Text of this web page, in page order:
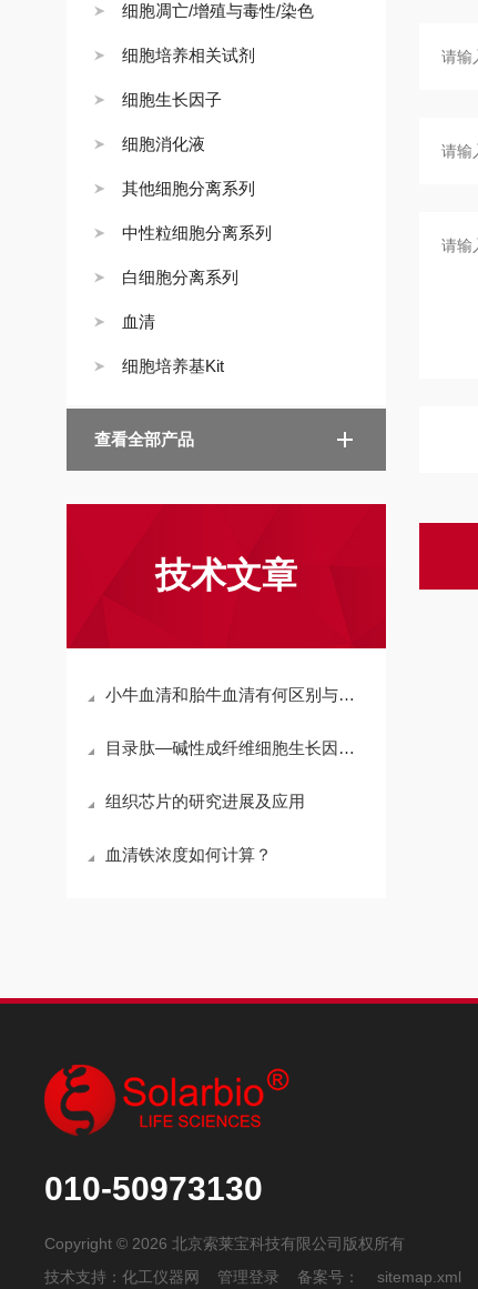
细胞凋亡/增殖与毒性/染色
细胞培养相关试剂
细胞生长因子
细胞消化液
其他细胞分离系列
中性粒细胞分离系列
白细胞分离系列
血清
细胞培养基Kit
查看全部产品
技术文章
小牛血清和胎牛血清有何区别与注意事项?
目录肽—碱性成纤维细胞生长因子(119-126)
组织芯片的研究进展及应用
血清铁浓度如何计算？
010-50973130
Copyright © 2026 北京索莱宝科技有限公司版权所有
技术支持：化工仪器网 管理登录 备案号： sitemap.xml